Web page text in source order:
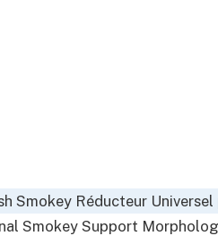
Smokey Réducteur Universel
Smokey Support